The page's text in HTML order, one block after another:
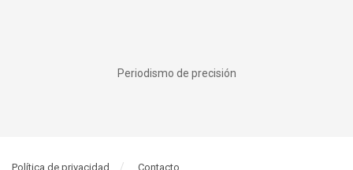
Periodismo de precisión
Política de privacidad Contacto